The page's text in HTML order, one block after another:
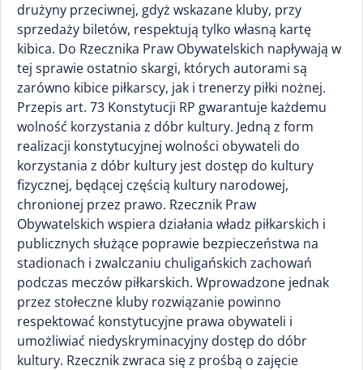
drużyny przeciwnej, gdyż wskazane kluby, przy
sprzedaży biletów, respektują tylko własną kartę
kibica. Do Rzecznika Praw Obywatelskich napływają w
tej sprawie ostatnio skargi, których autorami są
zarówno kibice piłkarscy, jak i trenerzy piłki nożnej.
Przepis art. 73 Konstytucji RP gwarantuje każdemu
wolność korzystania z dóbr kultury. Jedną z form
realizacji konstytucyjnej wolności obywateli do
korzystania z dóbr kultury jest dostęp do kultury
fizycznej, będącej częścią kultury narodowej,
chronionej przez prawo. Rzecznik Praw
Obywatelskich wspiera działania władz piłkarskich i
publicznych służące poprawie bezpieczeństwa na
stadionach i zwalczaniu chuligańskich zachowań
podczas meczów piłkarskich. Wprowadzone jednak
przez stołeczne kluby rozwiązanie powinno
respektować konstytucyjne prawa obywateli i
umożliwiać niedyskryminacyjny dostęp do dóbr
kultury. Rzecznik zwraca się z prośbą o zajęcie